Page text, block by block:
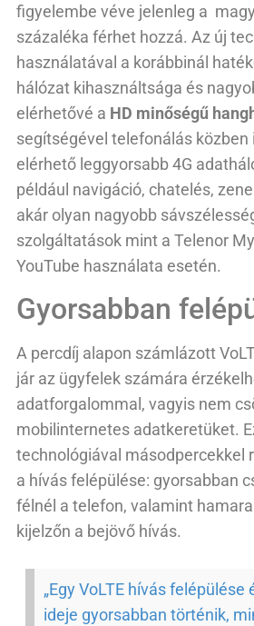
figyelembe véve jelenleg a
százaléka férhet hozzá. Az új
használatával a korábbinál
hálózat kihasználtsága és
elérhetővé a HD minőségű
segítségével telefonálás közben
elérhető leggyorsabb 4G
például navigáció, chatelés,
akár olyan nagyobb
szolgáltatások mint a Telenor
YouTube használata esetén.
Gyorsabban
A percdíj alapon számlázott
jár az ügyfelek számára
adatforgalommal, vagyis nem
mobilinternetes adatkeretüket.
technológiával másodpercekkel
a hívás felépülése: gyorsabban
félnél a telefon, valamint
kijelzőn a bejövő hívás.
„Egy VoLTE hívás felépülése
ideje gyorsabban történik,